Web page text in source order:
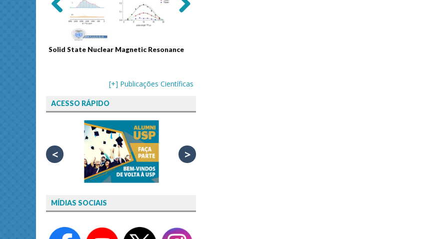
Solid State Nuclear Magnetic Resonance
[+] Publicações Científicas
ACESSO RÁPIDO
< >
MÍDIAS SOCIAIS